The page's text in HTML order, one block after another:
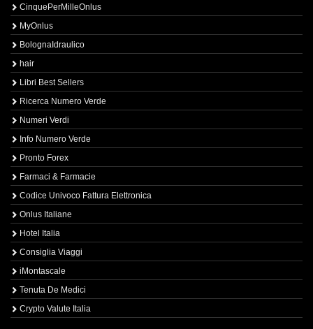
CinquePerMilleOnlus
MyOnlus
BolognaIdraulico
hair
Libri Best Sellers
Ricerca Numero Verde
Numeri Verdi
Info Numero Verde
Pronto Forex
Farmaci & Farmacie
Codice Univoco Fattura Elettronica
Onlus Italiane
Hotel Italia
Consiglia Viaggi
iMontascale
Tenuta De Medici
Crypto Valute Italia